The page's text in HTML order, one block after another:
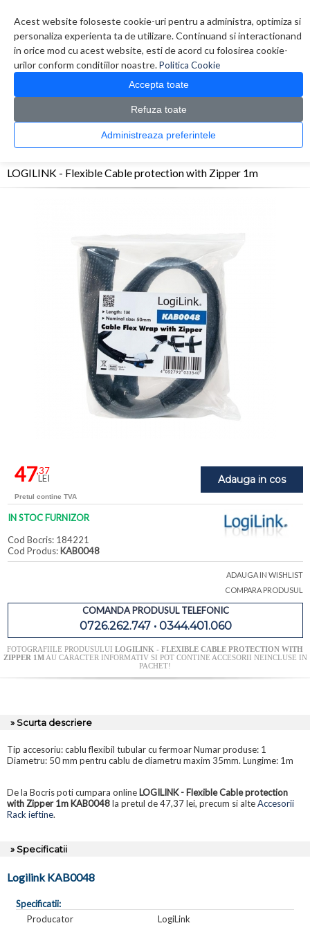
Acest website foloseste cookie-uri pentru a administra, optimiza si
personaliza experienta ta de utilizare. Continuand si interactionand
in orice mod cu acest website, esti de acord cu folosirea cookie-
urilor conform conditiilor noastre.Politica Cookie
Accepta toate
Refuza toate
Administreaza preferintele
0 produs(e)
CATALOG PRODUSE
> Accesorii Rack > LOGILINK - Flexible Cable protection
LOGILINK - Flexible Cable protection with Zipper 1m
Adauga in cos
47,37
LEI
Pretul contine TVA
IN STOC FURNIZOR
Cod Bocris: 184221
Cod Produs: KAB0048
ADAUGA IN WISHLIST
COMPARA PRODUSUL
COMANDA PRODUSUL TELEFONIC
0726.262.747 • 0344.401.060
FOTOGRAFIILE PRODUSULUI LOGILINK - FLEXIBLE CABLE PROTECTION WITH
ZIPPER 1MAU CARACTER INFORMATIV SI POT CONTINE ACCESORII NEINCLUSE IN
PACHET!
» Scurta descriere
Tip accesoriu: cablu flexibil tubular cu fermoar Numar produse: 1
Diametru: 50 mm pentru cablu de diametru maxim 35mm. Lungime: 1m
De la Bocris poti cumpara online LOGILINK - Flexible Cable protection
with Zipper 1m KAB0048la pretul de 47,37 lei, precum si alteAccesorii
Rack ieftine.
» Specificatii
Logilink KAB0048
Specificatii:
Producator
LogiLink